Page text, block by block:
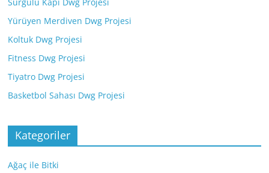
Yürüyen Merdiven Dwg Projesi
Koltuk Dwg Projesi
Fitness Dwg Projesi
Tiyatro Dwg Projesi
Basketbol Sahası Dwg Projesi
Kategoriler
Ağaç ile Bitki